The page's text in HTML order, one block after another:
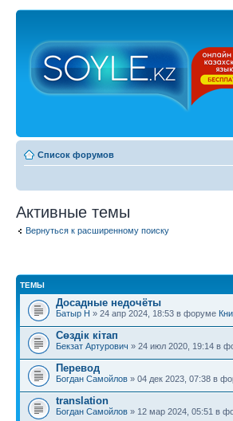
Список форумов
Активные темы
Вернуться к расширенному поиску
ТЕМЫ
Досадные недочёты
Батыр Н » 24 апр 2024, 18:53 в форуме
Сөздік кітап
Бекзат Артурович » 24 июл 2020, 19:14 в
Перевод
Богдан Самойлов » 04 дек 2023, 07:38 в
translation
Богдан Самойлов » 12 мар 2024, 05:51 в